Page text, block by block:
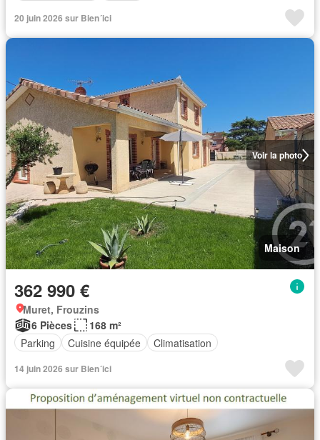
20 juin 2026 sur Bien´ici
Voir la photo
Maison
362 990 €
Muret, Frouzins
6 Pièces
168 m²
Parking
Cuisine équipée Climatisation
14 juin 2026 sur Bien´ici